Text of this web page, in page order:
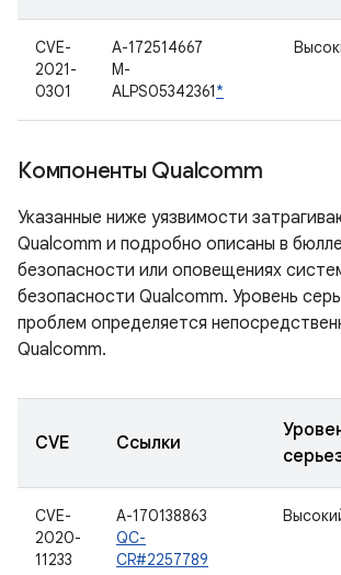
CVE-
2021-
0301
A-172514667
M-
ALPS05342361*
Компоненты Qualcomm
Указанные ниже уязвимости
Qualcomm и подробно описаны в
безопасности или оповещениях
безопасности Qualcomm. Уровень
проблем определяется
Qualcomm.
CVE Ссылки
CVE-
2020-
11233
A-170138863
QC-
CR#2257789